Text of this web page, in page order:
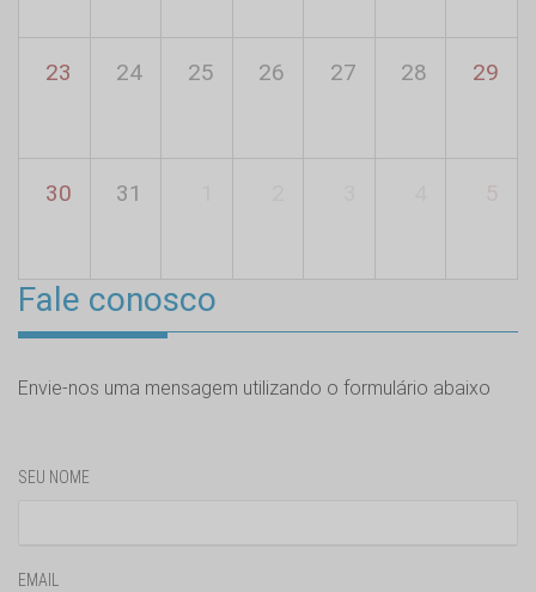
23 24 25 26 27 28 29
30 31
Fale conosco
Envie-nos uma mensagem utilizando o formulário abaixo
SEU NOME
EMAIL